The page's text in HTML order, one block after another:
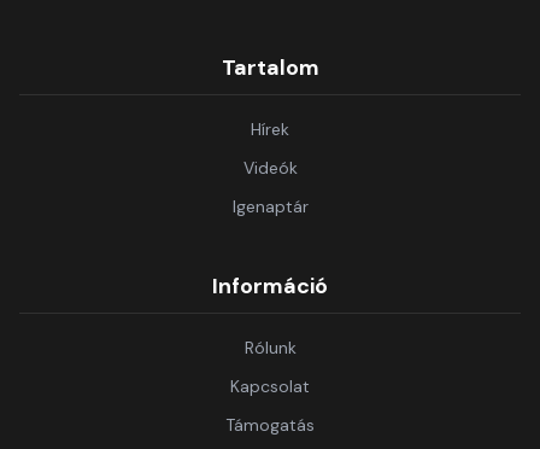
Tartalom
Hírek
Videók
Igenaptár
Információ
Rólunk
Kapcsolat
Támogatás